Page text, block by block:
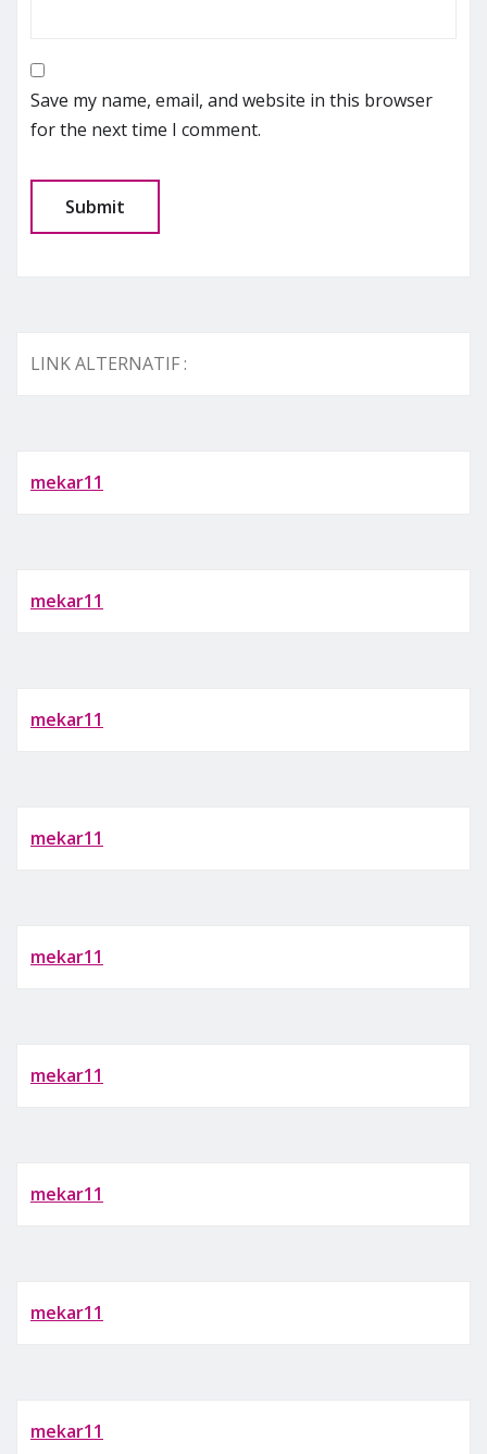
Save my name, email, and website in this browser
for the next time I comment.
LINK ALTERNATIF :
mekar11
mekar11
mekar11
mekar11
mekar11
mekar11
mekar11
mekar11
mekar11